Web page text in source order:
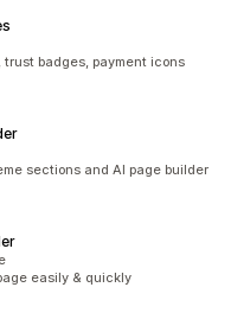
badges, payment icons
sections and AI page builder
easily & quickly